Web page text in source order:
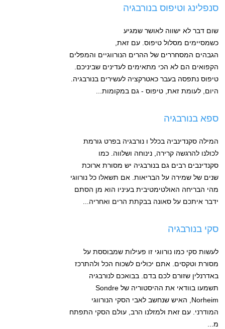
סנפלינג וטיפוס בנורבגיה
שום דבר לא ישווה לאושר שמגיע
כשמסיימים מסלול טיפוס. עם זאת,
הגבהים המסחררים של ההרים הנורווגיים והמפלים
הקפואים הם לא הכי מתאימים לעדינים שביניכם.
טיפוס נתפסה בעבר כאטרקציה לעשירים בנורבגיה.
היום, לעומת זאת, טיפוס - גם במקומות...
ספא בנורבגיה
המילה סקנדינביה בכלל ו נורבגיה בפרט גורמת
לכולנו להרגשה קרירה, נינוחה ושלווה. כמו
סקנדינבים רבים גם בנורבגיה יש מסורת ארוכת
שנים של שמירה על הבריאות. אם תשאלו כל נורווגי
מהי הבריחה האולטימטיבית בעיניו הוא מן הסתם
ידבר איתכם על סאונה בבקתת הרים ואחריה...
סקי בנורבגיה
לעשות סקי כמו נורווגי זו פעילות שמבוססת על
מסורת וטקסים. אתם יכולים לשכוח הכל ולהתרכז
באדרנלין שזורם לכם בדם. בבואכם לנורבגיה
תשמעו בוודאי את ההיסטוריה של Sondre
Norheim, האיש שנחשב לאבי הסקי הנורווגי
המודרני. עם זאת ולמזלנו הרב, עולם הסקי התפתח
מ...